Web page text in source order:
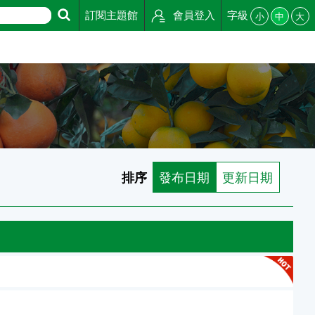
訂閱主題館 會員登入 字級 小 中 大
排序 發布日期 更新日期